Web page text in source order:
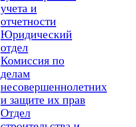
учета и
отчетности
Юридический
отдел
Комиссия по
делам
несовершеннолетних
и защите их прав
Отдел